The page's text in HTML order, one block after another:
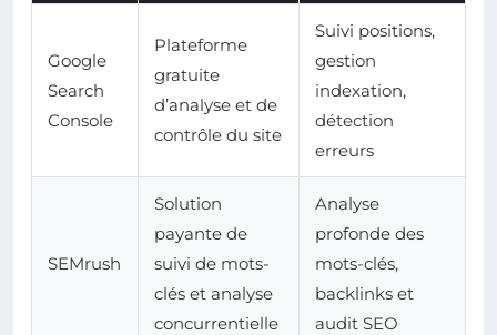
Google
Search
Console
Plateforme
gratuite
d’analyse et de
contrôle du site
Suivi positions,
gestion
indexation,
détection
erreurs
SEMrush
Solution
payante de
suivi de mots-
clés et analyse
concurrentielle
Analyse
profonde des
mots-clés,
backlinks et
audit SEO